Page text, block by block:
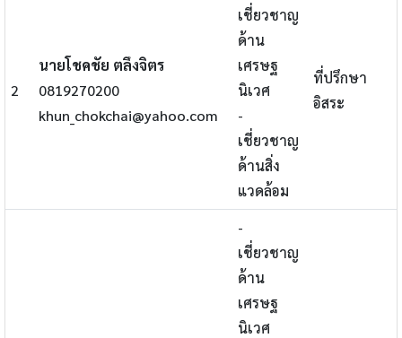
2
นายโชคชัย ตลึงจิตร
0819270200
khun_chokchai@yahoo.com
เชี่ยวชาญ
ด้าน
เศรษฐ
นิเวศ
-
เชี่ยวชาญ
ด้านสิ่ง
แวดล้อม
ที่ปรึกษา
อิสระ
-
เชี่ยวชาญ
ด้าน
เศรษฐ
นิเวศ